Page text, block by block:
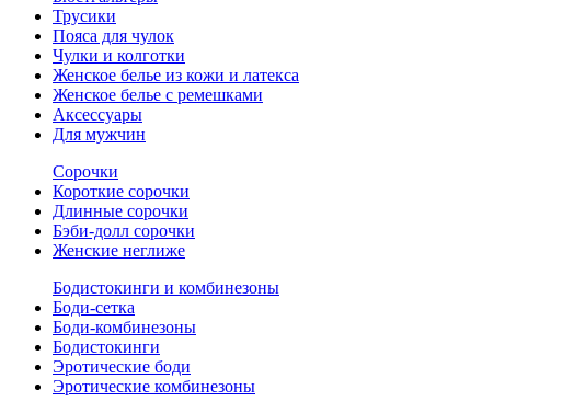
Трусики
Пояса для чулок
Чулки и колготки
Женское белье из кожи и латекса
Женское белье с ремешками
Аксессуары
Для мужчин
Сорочки
Короткие сорочки
Длинные сорочки
Бэби-долл сорочки
Женские неглиже
Бодистокинги и комбинезоны
Боди-сетка
Боди-комбинезоны
Бодистокинги
Эротические боди
Эротические комбинезоны